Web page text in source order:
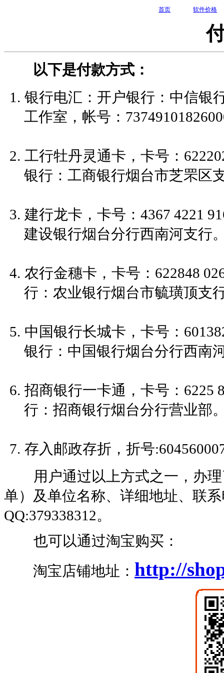
首页 软件价格
以下是付款方式：
银行电汇：开户银行：中信银
工作室，帐号：
工行牡丹灵通卡，卡号：
银行：工商银行烟台市芝罘区
建行龙卡，卡号：4367 4221
建设银行烟台分行西南河支行
农行金穗卡，卡号：622848
行：农业银行烟台市毓璜顶支
中国银行长城卡，卡号：
银行：中国银行烟台分行西南
招商银行一卡通，卡号：6225
行：招商银行烟台分行营业部
存入邮政存折，折号
用户通过以上方式之一，办理
单）及单位名称、详细地址、联
QQ:379338312。
也可以通过淘宝购买：
淘宝店铺地址： http://